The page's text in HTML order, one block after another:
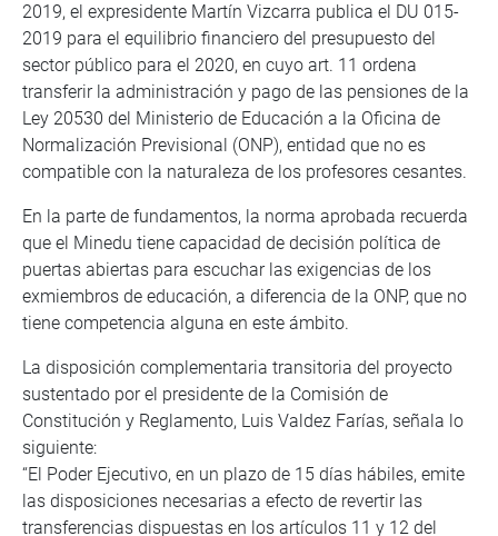
2019, el expresidente Martín Vizcarra publica el DU 015-
2019 para el equilibrio financiero del presupuesto del
sector público para el 2020, en cuyo art. 11 ordena
transferir la administración y pago de las pensiones de la
Ley 20530 del Ministerio de Educación a la Oficina de
Normalización Previsional (ONP), entidad que no es
compatible con la naturaleza de los profesores cesantes.
En la parte de fundamentos, la norma aprobada recuerda
que el Minedu tiene capacidad de decisión política de
puertas abiertas para escuchar las exigencias de los
exmiembros de educación, a diferencia de la ONP, que no
tiene competencia alguna en este ámbito.
La disposición complementaria transitoria del proyecto
sustentado por el presidente de la Comisión de
Constitución y Reglamento, Luis Valdez Farías, señala lo
siguiente:
“El Poder Ejecutivo, en un plazo de 15 días hábiles, emite
las disposiciones necesarias a efecto de revertir las
transferencias dispuestas en los artículos 11 y 12 del